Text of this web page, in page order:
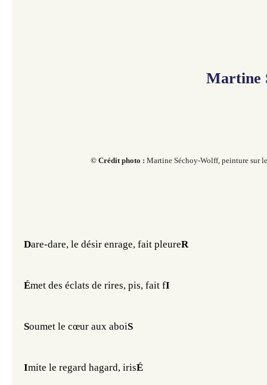
Martine
© Créditphoto : Martine Séchoy-Wolff, peinture sur
Dare-dare, le désir enrage, fait pleureR
Émet des éclats de rires, pis, fait fI
Soumet le cœur aux aboiS
Imite le regard hagard, irisÉ